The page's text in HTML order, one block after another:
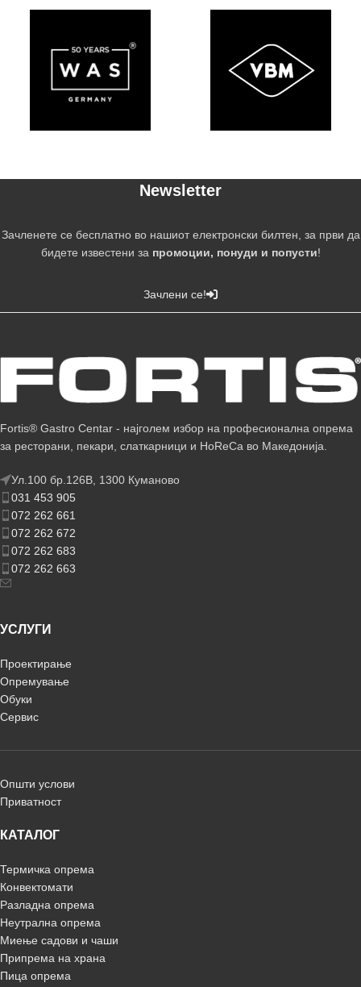
Newsletter
Зачленете се бесплатно во нашиот електронски билтен, за први да
бидете известени за промоции, понуди и попусти!
Зачлени се!
Fortis® Gastro Centar - најголем избор на професионална опрема
за ресторани, пекари, слаткарници и HoReCa во Македонија.
Ул.100 бр.126В, 1300 Куманово
031 453 905
072 262 661
072 262 672
072 262 683
072 262 663
УСЛУГИ
Проектирање
Опремување
Обуки
Сервис
Општи услови
Приватност
КАТАЛОГ
Термичка опрема
Конвектомати
Разладна опрема
Неутрална опрема
Миење садови и чаши
Припрема на храна
Пица опрема